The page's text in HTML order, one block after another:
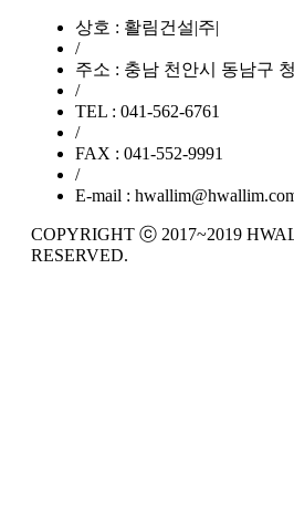
상호 : 활림건설|주|
/
주소 : 충남 천안시 동남구
/
TEL : 041-562-6761
/
FAX : 041-552-9991
/
E-mail :
COPYRIGHT ⓒ 2017~2019
RESERVED.